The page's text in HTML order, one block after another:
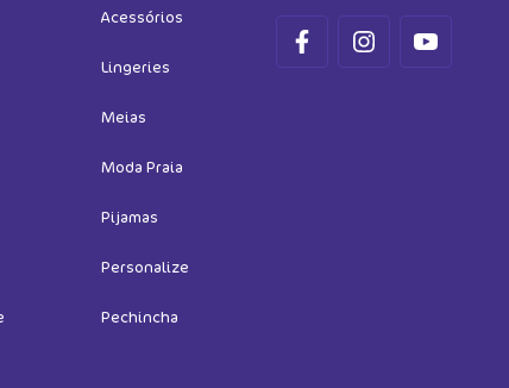
Acessórios
Lingeries
Meias
Moda Praia
Pijamas
Personalize
Pechincha